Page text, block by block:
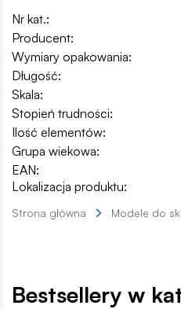
Nr kat.:
Producent:
Wymiary opakowania:
Długość:
Skala:
Stopień trudności:
Ilość elementów:
Grupa wiekowa:
EAN:
Lokalizacja produktu:
Strona główna Modele do
Bestsellery w